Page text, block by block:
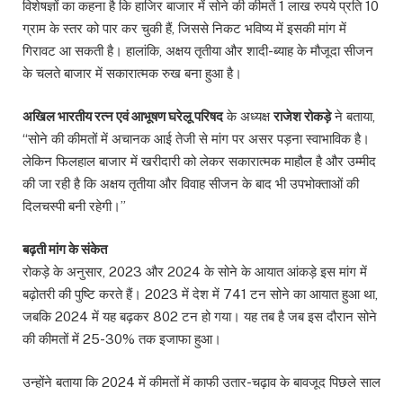
विशेषज्ञों का कहना है कि हाजिर बाजार में सोने की कीमतें 1 लाख रुपये प्रति 10
ग्राम के स्तर को पार कर चुकी हैं, जिससे निकट भविष्य में इसकी मांग में
गिरावट आ सकती है। हालांकि, अक्षय तृतीया और शादी-ब्याह के मौजूदा सीजन
के चलते बाजार में सकारात्मक रुख बना हुआ है।
अखिल भारतीय रत्न एवं आभूषण घरेलू परिषदके अध्यक्षराजेश रोकड़ेने बताया,
“सोने की कीमतों में अचानक आई तेजी से मांग पर असर पड़ना स्वाभाविक है।
लेकिन फिलहाल बाजार में खरीदारी को लेकर सकारात्मक माहौल है और उम्मीद
की जा रही है कि अक्षय तृतीया और विवाह सीजन के बाद भी उपभोक्ताओं की
दिलचस्पी बनी रहेगी।”
बढ़ती मांग के संकेत
रोकड़े के अनुसार, 2023 और 2024 के सोने के आयात आंकड़े इस मांग में
बढ़ोतरी की पुष्टि करते हैं। 2023 में देश में 741 टन सोने का आयात हुआ था,
जबकि 2024 में यह बढ़कर 802 टन हो गया। यह तब है जब इस दौरान सोने
की कीमतों में 25-30% तक इजाफा हुआ।
उन्होंने बताया कि 2024 में कीमतों में काफी उतार-चढ़ाव के बावजूद पिछले साल